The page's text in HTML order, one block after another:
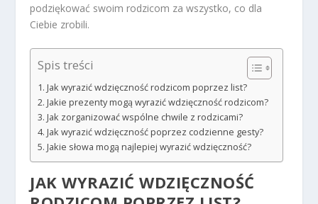
podziękować swoim rodzicom za wszystko, co dla
Ciebie zrobili.
Spis treści
Jak wyrazić wdzięczność rodzicom poprzez list?
Jakie prezenty mogą wyrazić wdzięczność rodzicom?
Jak zorganizować wspólne chwile z rodzicami?
Jak wyrazić wdzięczność poprzez codzienne gesty?
Jakie słowa mogą najlepiej wyrazić wdzięczność?
JAK WYRAZIĆ WDZIĘCZNOŚĆ